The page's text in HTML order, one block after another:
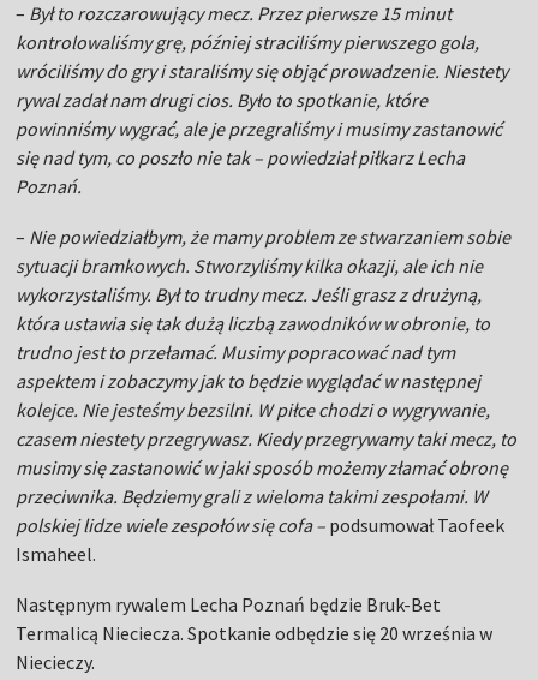
– Był to rozczarowujący mecz. Przez pierwsze 15 minut
kontrolowaliśmy grę, później straciliśmy pierwszego gola,
wróciliśmy do gry i staraliśmy się objąć prowadzenie. Niestety
rywal zadał nam drugi cios. Było to spotkanie, które
powinniśmy wygrać, ale je przegraliśmy i musimy zastanowić
się nad tym, co poszło nie tak – powiedział piłkarz Lecha
Poznań.
– Nie powiedziałbym, że mamy problem ze stwarzaniem sobie
sytuacji bramkowych. Stworzyliśmy kilka okazji, ale ich nie
wykorzystaliśmy. Był to trudny mecz. Jeśli grasz z drużyną,
która ustawia się tak dużą liczbą zawodników w obronie, to
trudno jest to przełamać. Musimy popracować nad tym
aspektem i zobaczymy jak to będzie wyglądać w następnej
kolejce. Nie jesteśmy bezsilni. W piłce chodzi o wygrywanie,
czasem niestety przegrywasz. Kiedy przegrywamy taki mecz, to
musimy się zastanowić w jaki sposób możemy złamać obronę
przeciwnika. Będziemy grali z wieloma takimi zespołami. W
polskiej lidze wiele zespołów się cofa – podsumował Taofeek
Ismaheel.
Następnym rywalem Lecha Poznań będzie Bruk-Bet
Termalicą Nieciecza. Spotkanie odbędzie się 20 września w
Niecieczy.